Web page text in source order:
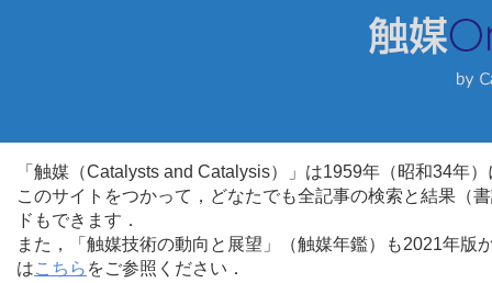
「触媒（Catalysts and Catalysis）」は1959年（昭和34年
このサイトをつかって，どなたでも全記事の検索と結果（
ドもできます．
また，「触媒技術の動向と展望」（触媒年鑑）も2021年
はこちら をご参照ください．